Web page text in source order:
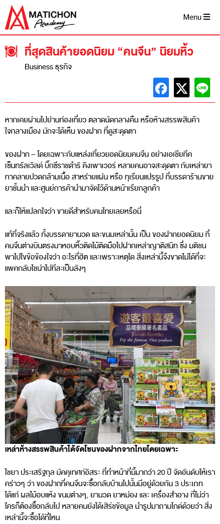
Skip
content
Menu
ที่สุดสินค้ายอดนิยม “คนจีน” นิยมหิ้ว
Business ธุรกิจ
หากเคยผ่านไปย่านท่องเที่ยว ตลาดนัดกลางคืน หรือห้างสรรพสินค้า
ใจกลางเมือง มักจะได้เห็น ของฝาก ที่ดูสะดุดตา
ของฝาก – โดยเฉพาะกับแหล่งเที่ยวยอดนิยมคนจีน อย่างเอเชียทีค
เซ็นทรัลเวิลด์ บิ๊กซีราชดำริ คิงเพาเวอร์ หลายคนอาจสะดุดตา กับเหล่ายา
ทาคลายปวดกล้ามเนื้อ สาหร่ายแผ่น หรือ ทุเรียนแปรรูป ที่บรรดาร้านขาย
ยาชั้นนำ และศูนย์การค้านำมาจัดไว้ด้านหน้าเรียกลูกค้า
และก็ให้แปลกใจว่า ขายดีสำหรับคนไทยเลยหรือนี่
แท้ที่จริงแล้ว ทั้งบรรดายานวด และขนมเหล่านั้น เป็น ของฝากยอดนิยม ที่
คนจีนต่างบินตรงมาหอบหิ้วติดไม้ติดมือไปฝากเหล่าญาติสนิท ซึ่ง มติชน
พาไปไขข้อข้องใจว่า อะไรที่ฮิต และเพราะเหตุใด สิ่งเหล่านี้จึงขาดไม่ได้ที่จะ
แพคกลับไชน่าไปทีละเป็นลังๆ
เหล่าห้างสรรพสินค้าได้จัดโซนของฝากจากไทยโดยเฉพาะ
ไชยา ประเสริฐกุล มัคคุเทศก์อิสระ ที่ทำหน้าที่นี้มากว่า 20 ปี จัดอันดับให้เรา
คร่าวๆ ว่า ของฝากที่คนจีนจะซื้อกลับบ้านไปนั้นมีอยู่ด้วยกัน 3 ประเภท
ได้แก่ ผลไม้อบแห้ง ขนมต่างๆ, ยานวด ยาหม่อง และ เครื่องสำอาง ที่ไม่ว่า
ใครก็ต้องซื้อกลับไป หลายคนยังได้เสิร์ชข้อมูล นำรูปมาถามไกด์ด้วยว่า สิ่ง
เหล่านี้จะซื้อได้ที่ไหน